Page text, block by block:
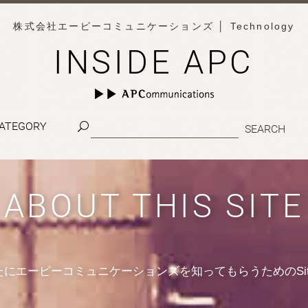
株式会社エーピーコミュニケーションズ │ Technology
INSIDE APC
ABOUT THIS SITE
にエーピーコミュニケーションズを知ってもらうための